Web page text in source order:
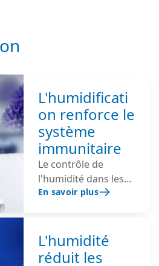
L'humidificati
on renforce le
système
immunitaire
Le contrôle de
l'humidité dans les
bâtiments protège la
muqueuses, réduit le
risque d'infection et
En savoir plus
L'humidité
réduit les